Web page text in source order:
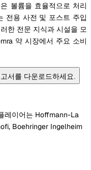
볼륨을 효율적으로 처리
전용 사전 및 포스트 주입
한 전문 지식과 시설을 모
약 시장에서 주요 소비
서를 다운로드하세요.
레이어는 Hoffmann-La
Boehringer Ingelheim